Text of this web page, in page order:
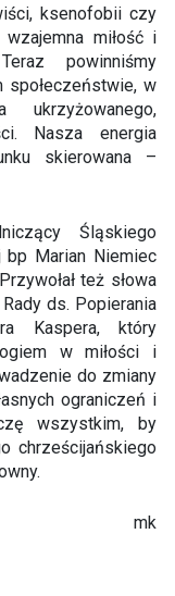
ksenofobii czy
miłość i
powinniśmy
w
Nasza energia
skierowana –
Śląskiego
bp Marian Niemiec
też słowa
ds. Popierania
Kaspera, który
w miłości i
do zmiany
ograniczeń i
wszystkim, by
chrześcijańskiego
mk